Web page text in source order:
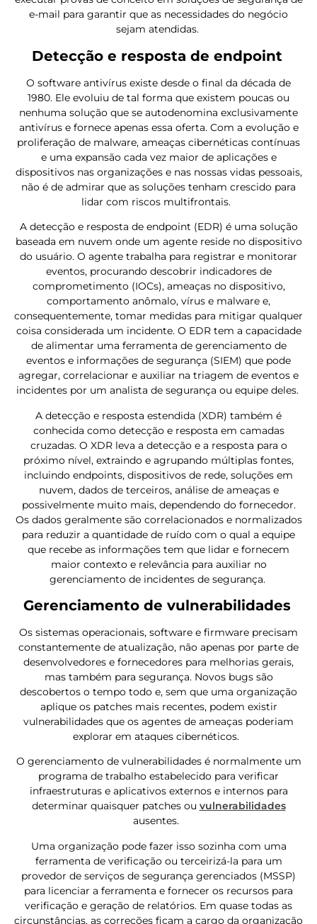
e-mail para garantir que as necessidades do negócio
sejam atendidas.
Detecção e resposta de endpoint
O software antivírus existe desde o final da década de
1980. Ele evoluiu de tal forma que existem poucas ou
nenhuma solução que se autodenomina exclusivamente
antivírus e fornece apenas essa oferta. Com a evolução e
proliferação de malware, ameaças cibernéticas contínuas
e uma expansão cada vez maior de aplicações e
dispositivos nas organizações e nas nossas vidas pessoais,
não é de admirar que as soluções tenham crescido para
lidar com riscos multifrontais.
A detecção e resposta de endpoint (EDR) é uma solução
baseada em nuvem onde um agente reside no dispositivo
do usuário. O agente trabalha para registrar e monitorar
eventos, procurando descobrir indicadores de
comprometimento (IOCs), ameaças no dispositivo,
comportamento anômalo, vírus e malware e,
consequentemente, tomar medidas para mitigar qualquer
coisa considerada um incidente. O EDR tem a capacidade
de alimentar uma ferramenta de gerenciamento de
eventos e informações de segurança (SIEM) que pode
agregar, correlacionar e auxiliar na triagem de eventos e
incidentes por um analista de segurança ou equipe deles.
A detecção e resposta estendida (XDR) também é
conhecida como detecção e resposta em camadas
cruzadas. O XDR leva a detecção e a resposta para o
próximo nível, extraindo e agrupando múltiplas fontes,
incluindo endpoints, dispositivos de rede, soluções em
nuvem, dados de terceiros, análise de ameaças e
possivelmente muito mais, dependendo do fornecedor.
Os dados geralmente são correlacionados e normalizados
para reduzir a quantidade de ruído com o qual a equipe
que recebe as informações tem que lidar e fornecem
maior contexto e relevância para auxiliar no
gerenciamento de incidentes de segurança.
Gerenciamento de vulnerabilidades
Os sistemas operacionais, software e firmware precisam
constantemente de atualização, não apenas por parte de
desenvolvedores e fornecedores para melhorias gerais,
mas também para segurança. Novos bugs são
descobertos o tempo todo e, sem que uma organização
aplique os patches mais recentes, podem existir
vulnerabilidades que os agentes de ameaças poderiam
explorar em ataques cibernéticos.
O gerenciamento de vulnerabilidades é normalmente um
programa de trabalho estabelecido para verificar
infraestruturas e aplicativos externos e internos para
determinar quaisquer patches ou vulnerabilidades
ausentes.
Uma organização pode fazer isso sozinha com uma
ferramenta de verificação ou terceirizá-la para um
provedor de serviços de segurança gerenciados (MSSP)
para licenciar a ferramenta e fornecer os recursos para
verificação e geração de relatórios. Em quase todas as
circunstâncias, as correções ficam a cargo da organização